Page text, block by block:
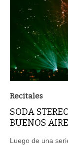
Recitales
SODA
BUENOS
Luego de una